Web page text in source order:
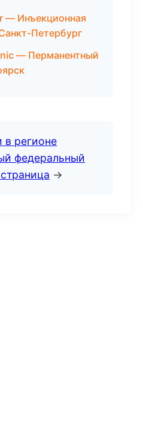
— Инъекционная
Петербург
— Перманентный
в регионе
федеральный
→